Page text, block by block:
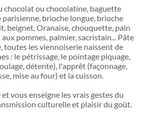
chocolat ou chocolatine, baguette
brioche longue, brioche
beignet, Oranaise, chouquette, pain
pommes, palmier, sacristain... Pâte
toutes les viennoiserie naissent de
: le pétrissage, le pointage piquage,
détente), l'apprêt (façonnage,
mise au four) et la cuisson.
vous enseigne les vrais gestes du
culturelle et plaisir du goût.